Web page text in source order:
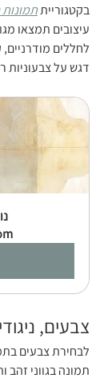
בקטגוריית תמונות
עיצובים תמצאו
לחללים
דגש על צבעוניות
צבעים,
לבחירת צבעים
תמונה בגווני